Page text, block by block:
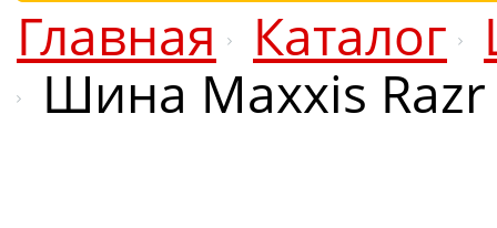
Главная Каталог
Шина Maxxis Razr